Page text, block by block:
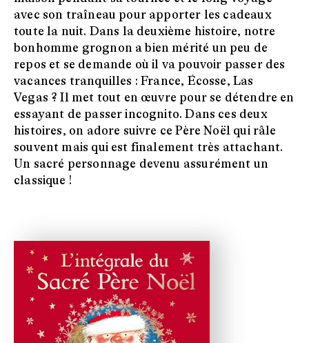
avec son traîneau pour apporter les cadeaux
toute la nuit. Dans la deuxième histoire, notre
bonhomme grognon a bien mérité un peu de
repos et se demande où il va pouvoir passer des
vacances tranquilles : France, Écosse, Las
Vegas ? Il met tout en œuvre pour se détendre en
essayant de passer incognito. Dans ces deux
histoires, on adore suivre ce Père Noël qui râle
souvent mais qui est finalement très attachant.
Un sacré personnage devenu assurément un
classique !